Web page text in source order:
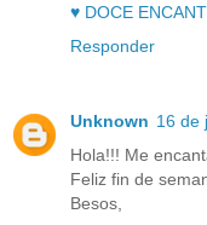
♥ DOCE
Responder
Unknown 16 de
Hola!!! Me
Feliz fin de
Besos,